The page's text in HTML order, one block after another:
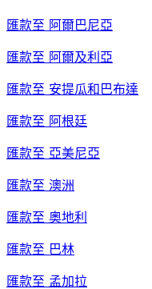
匯款至 阿爾巴尼亞
匯款至 阿爾及利亞
匯款至 安提瓜和巴布達
匯款至 阿根廷
匯款至 亞美尼亞
匯款至 澳洲
匯款至 奧地利
匯款至 巴林
匯款至 孟加拉